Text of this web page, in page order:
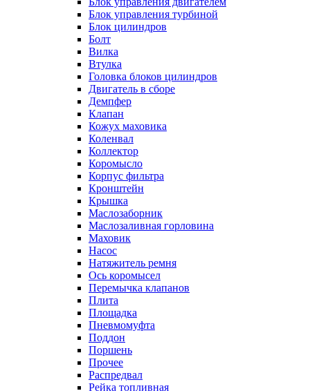
Блок управления турбиной
Блок цилиндров
Болт
Вилка
Втулка
Головка блоков цилиндров
Двигатель в сборе
Демпфер
Клапан
Кожух маховика
Коленвал
Коллектор
Коромысло
Корпус фильтра
Кронштейн
Крышка
Маслозаборник
Маслозаливная горловина
Маховик
Насос
Натяжитель ремня
Ось коромысел
Перемычка клапанов
Плита
Площадка
Пневмомуфта
Поддон
Поршень
Прочее
Распредвал
Рейка топливная